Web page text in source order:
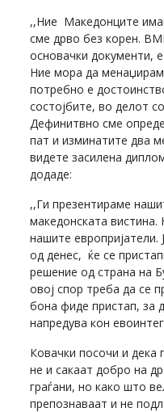
,,Ние Македонците
сме дрво без корен.
основачки документи,
Ние мора да
потребно е
состојбите, во делот
Дефинитвно сме
пат и изминатите два
видете засилена
додаде:
,,Ги презентираме
македонската
нашите европријатели.
од денес, ќе се
решение од страна на
овој спор треба да се
бона фиде пристап, за
напредува кон
Ковачки посочи и дека
не и сакаат добро на
граѓани, но како што
препознаваат и не